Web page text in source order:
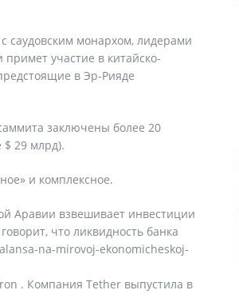
саудовским монархом, лидерами
примет участие в китайско-
в Эр-Рияде
заключены более 20
$ 29 млрд).
и комплексное.
Аравии взвешивает инвестиции
что ликвидность банка
na-mirovoj-ekonomicheskoj-
. Компания Tether выпустила в